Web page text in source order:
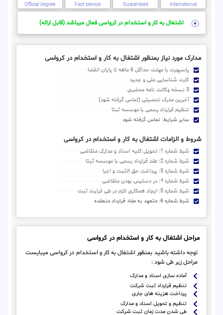
international
Guaranteed
Fast service
Official degree
اشتغال به کار و استخدام در کرواسی فعال میباشد (قابل ارائه)
مدارک مورد نیاز بمنظور اشتغال به کار و استخدام در کرواسی
پاسپورت با مهلت حداقل 6 ماهه تا پایان انقضا
کارت شناسایی ملی و جدید
3 نسخه وکالت نامه محضری
آخرین مدرک تحصیلی (تماس گرفته شود)
تنظیم قرارداد رسمی با موسسه ثبتا
سایر شرایط: تماس گرفته شود
شروط و الزامات اشتغال به کار و استخدام در کرواسی
شرط شماره 1: تحویل کلیه اسناد و مدارک متقاضی
شرط شماره 2: عقد قرارداد رسمی با موسسه ثبتا
شرط شماره 3: پرداخت حق الثبت و اجرا
شرط شماره 4: در دسترس بودن متقاضی
شرط شماره 5: ایجاد همکاری لازم در طی فرایند ثبت
شرط شماره 6: متعهد به مفاد قرارداد منعقده
مراحل اشتغال به کار و استخدام در کرواسی
توجه داشته باشید بمنظور اشتغال به کار و استخدام در کرواسی میبایست
مراحل زیر طی شود :
آماده سازی اسناد و مدارک
تنظیم قرارداد ثبت شرکت
پرداخت هزینه های جاری
تنظیم و تحویل اسناد و مدارک
طی شدن مدت زمان ثبت شرکت